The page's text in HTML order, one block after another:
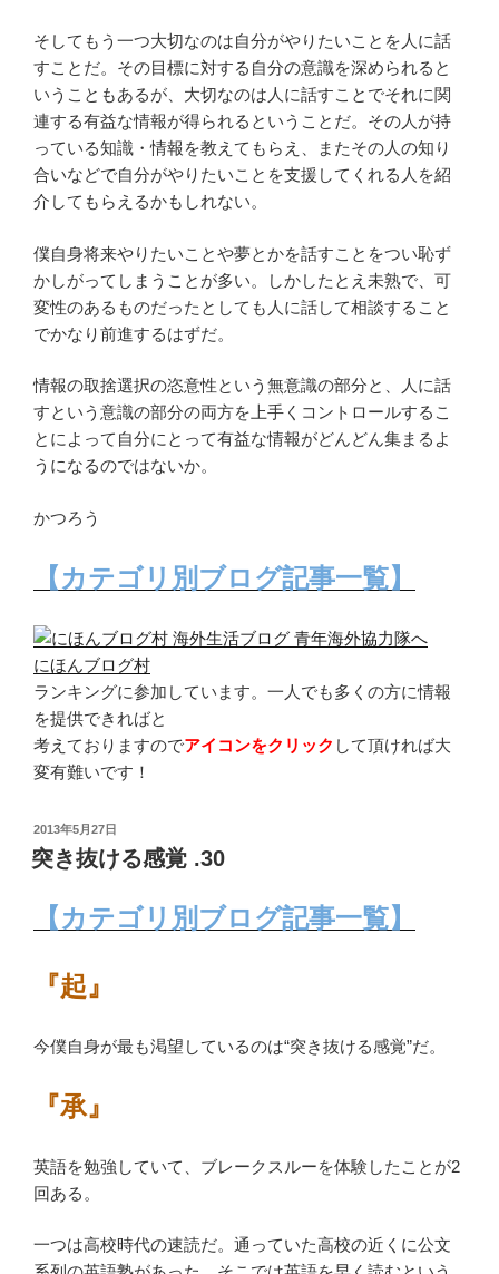
そしてもう一つ大切なのは自分がやりたいことを人に話
すことだ。その目標に対する自分の意識を深められると
いうこともあるが、大切なのは人に話すことでそれに関
連する有益な情報が得られるということだ。その人が持
っている知識・情報を教えてもらえ、またその人の知り
合いなどで自分がやりたいことを支援してくれる人を紹
介してもらえるかもしれない。
僕自身将来やりたいことや夢とかを話すことをつい恥ず
かしがってしまうことが多い。しかしたとえ未熟で、可
変性のあるものだったとしても人に話して相談すること
でかなり前進するはずだ。
情報の取捨選択の恣意性という無意識の部分と、人に話
すという意識の部分の両方を上手くコントロールするこ
とによって自分にとって有益な情報がどんどん集まるよ
うになるのではないか。
かつろう
【カテゴリ別ブログ記事一覧】
にほんブログ村
ランキングに参加しています。一人でも多くの方に情報
を提供できればと
考えておりますのでアイコンをクリック して頂ければ大
変有難いです！
投
稿
日:
2013年5月27日
突き抜ける感覚 .30
【カテゴリ別ブログ記事一覧】
『起』
今僕自身が最も渇望しているのは“突き抜ける感覚”だ。
『承』
英語を勉強していて、ブレークスルーを体験したことが2
回ある。
一つは高校時代の速読だ。通っていた高校の近くに公文